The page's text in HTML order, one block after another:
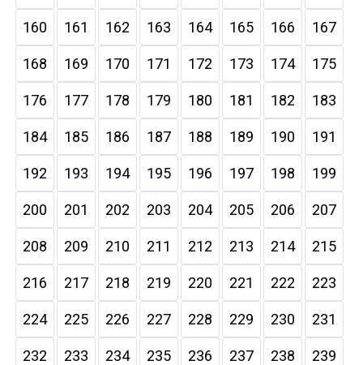
160 161 162 163 164 165 166 167
168 169 170 171 172 173 174 175
176 177 178 179 180 181 182 183
184 185 186 187 188 189 190 191
192 193 194 195 196 197 198 199
200 201 202 203 204 205 206 207
208 209 210 211 212 213 214 215
216 217 218 219 220 221 222 223
224 225 226 227 228 229 230 231
232 233 234 235 236 237 238 239